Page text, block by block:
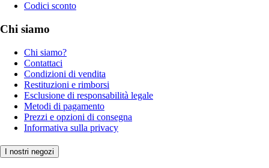
Codici sconto
Chi siamo
Chi siamo?
Contattaci
Condizioni di vendita
Restituzioni e rimborsi
Esclusione di responsabilità legale
Metodi di pagamento
Prezzi e opzioni di consegna
Informativa sulla privacy
I nostri negozi